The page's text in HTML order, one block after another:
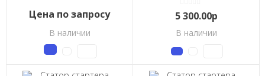
Цена по запросу
В наличии
5 300.00р
В наличии